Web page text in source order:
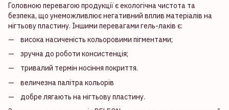
Головною перевагою продукції є екологічна чистота та
безпека, що унеможливлює негативний вплив матеріалів на
нігтьову пластину. Іншими перевагами гель-лаків є:
висока насиченість кольоровими пігментами;
зручна до роботи консистенція;
тривалий термін носіння покриття.
величезна палітра кольорів
добре лягають на нігтьову пластину.